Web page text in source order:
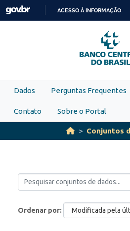
Skip to main content
PARA
O
ACESSO À INFORMAÇÃO
Dados Perguntas Frequentes
Contato Sobre o Portal
Conjuntos
Ordenar por